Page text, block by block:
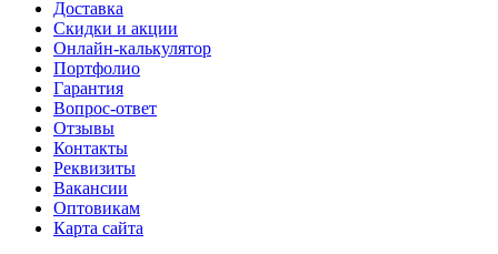
Доставка
Скидки и акции
Онлайн-калькулятор
Портфолио
Гарантия
Вопрос-ответ
Отзывы
Контакты
Реквизиты
Вакансии
Оптовикам
Карта сайта